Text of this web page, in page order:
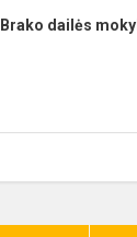
dailės